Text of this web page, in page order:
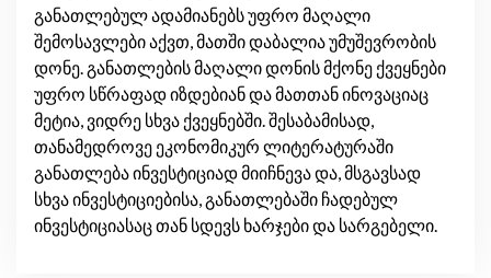
განათლებულ ადამიანებს უფრო მაღალი
შემოსავლები აქვთ, მათში დაბალია უმუშევრობის
დონე. განათლების მაღალი დონის მქონე ქვეყნები
უფრო სწრაფად იზდებიან და მათთან ინოვაციაც
მეტია, ვიდრე სხვა ქვეყნებში. შესაბამისად,
თანამედროვე ეკონომიკურ ლიტერატურაში
განათლება ინვესტიციად მიიჩნევა და, მსგავსად
სხვა ინვესტიციებისა, განათლებაში ჩადებულ
ინვესტიციასაც თან სდევს ხარჯები და სარგებელი.